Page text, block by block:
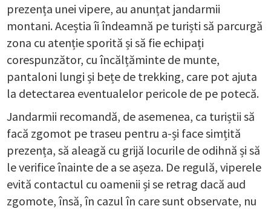
prezența unei vipere, au anunțat jandarmii
montani. Aceștia îi îndeamnă pe turiști să parcurgă
zona cu atenție sporită și să fie echipați
corespunzător, cu încălțăminte de munte,
pantaloni lungi și bețe de trekking, care pot ajuta
la detectarea eventualelor pericole de pe potecă.
Jandarmii recomandă, de asemenea, ca turiștii să
facă zgomot pe traseu pentru a-și face simțită
prezența, să aleagă cu grijă locurile de odihnă și să
le verifice înainte de a se așeza. De regulă, viperele
evită contactul cu oamenii și se retrag dacă aud
zgomote, însă, în cazul în care sunt observate, nu